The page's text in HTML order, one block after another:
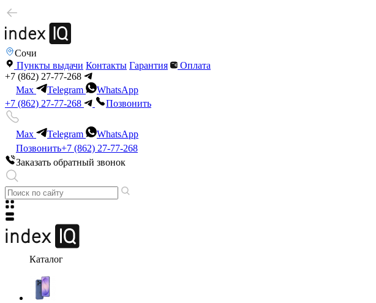
Сочи
Пункты выдачи Контакты Гарантия
Оплата
+7 (862) 27-77-268
Max
Telegram
WhatsApp
+7 (862) 27-77-268
Позвонить
Max Telegram
WhatsApp
Позвонить+7 (862) 27-77-268
Заказать обратный звонок
Каталог